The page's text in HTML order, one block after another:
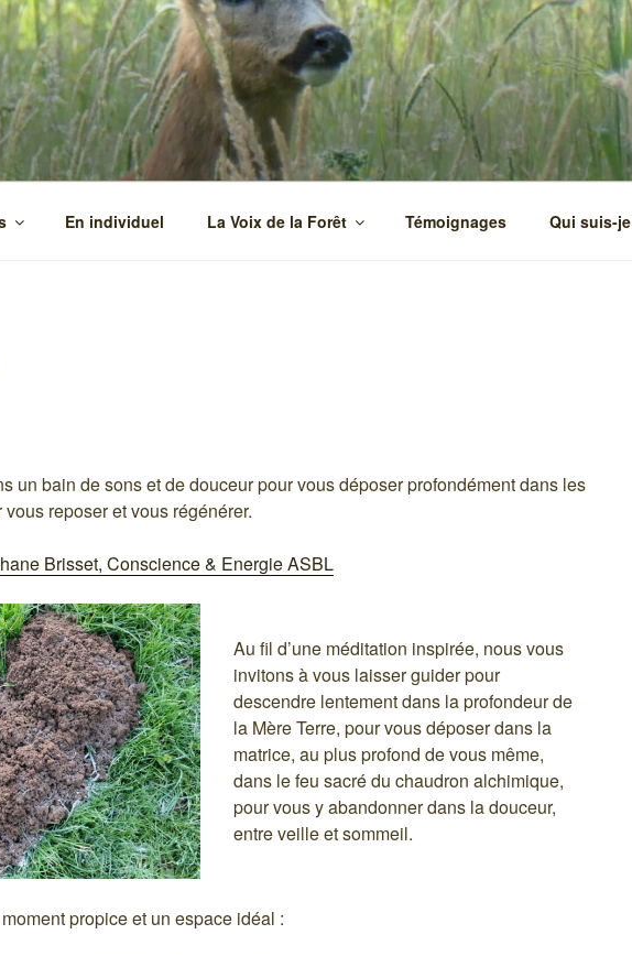
En individuel La Voix de la Forêt Témoignages Qui suis-je
un bain de sons et de douceur pour vous déposer profondément dans les
reposer et vous régénérer.
Brisset, Conscience & Energie ASBL
Au fil d’une méditation inspirée, nous vous
invitons à vous laisser guider pour
descendre lentement dans la profondeur de
la Mère Terre, pour vous déposer dans la
matrice, au plus profond de vous même,
dans le feu sacré du chaudron alchimique,
pour vous y abandonner dans la douceur,
entre veille et sommeil.
propice et un espace idéal :